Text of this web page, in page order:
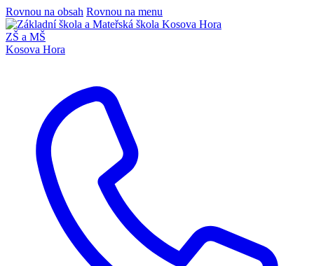
Rovnou na obsah Rovnou na menu
ZŠ a MŠ
Kosova Hora